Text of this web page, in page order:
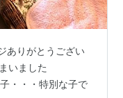
ありがとうござい
いました
・・・特別な子で